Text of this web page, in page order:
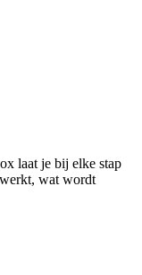
laat je bij elke stap
wat wordt